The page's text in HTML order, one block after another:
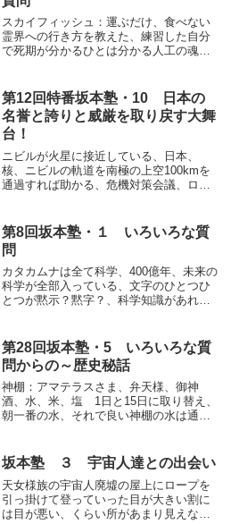
スカイフィッシュ：運ぶだけ、食べない
霊界への行き方を教えた、練習した自分
で死期が分かるひとは分かる人工の魂と
っすぐに向けない、ふわふわとなりなが
ら下に目を合わせて蹴って...
第12回特番坂本塾・10 日本の
名誉と誇りと威厳を取り戻す大舞
台！
ニビルが火星に接近している、日本、
核、ニビルの軌道を南極の上空100kmを
通過すれば助かる、危機対策会議、ロケ
へ15トン搬送できる正確な日本、核も搬
送できる、日本は勝...
第8回坂本塾・１ いろいろな質
問
カタカムナは全て科学、400億年、未来の
科学が全部入っている、文字のひとつひ
とつが黙示？黙字？、科学知識があれば
入っている、芦屋道満が巻物に書き写し
た、芦屋道満以外はみ...
第28回坂本塾・5 いろいろな質
問からの～歴史秘話
神棚：アマテラスさま、弁天様、御神
酒、水、米、塩 1日と15日に取り替え、
朝一番の水、それで良い神棚の水は通信
でアマテラスさまに個人的なお願いをす
ることは「絶対にダメ」、...
坂本塾 ３ 宇宙人達との出会い
天女様族の宇宙人廃墟の屋上にロープを
引っ掛けて登っていった目が大きい割に
は目が悪い、くらい所があまり見えない